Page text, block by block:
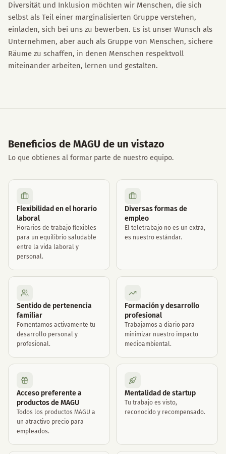
Diversität und Inklusion möchten wir Menschen, die sich
selbst als Teil einer marginalisierten Gruppe verstehen,
einladen, sich bei uns zu bewerben. Es ist unser Wunsch als
Unternehmen, aber auch als Gruppe von Menschen, sichere
Räume zu schaffen, in denen Menschen respektvoll
miteinander arbeiten, lernen und gestalten.
Beneficios de MAGU de un vistazo
Lo que obtienes al formar parte de nuestro equipo.
Flexibilidad en el horario
laboral
Horarios de trabajo flexibles
para un equilibrio saludable
entre la vida laboral y
personal.
Diversas formas de
empleo
El teletrabajo no es un extra,
es nuestro estándar.
Sentido de pertenencia
familiar
Fomentamos activamente tu
desarrollo personal y
profesional.
Formación y desarrollo
profesional
Trabajamos a diario para
minimizar nuestro impacto
medioambiental.
Acceso preferente a
productos de MAGU
Todos los productos MAGU a
un atractivo precio para
empleados.
Mentalidad de startup
Tu trabajo es visto,
reconocido y recompensado.